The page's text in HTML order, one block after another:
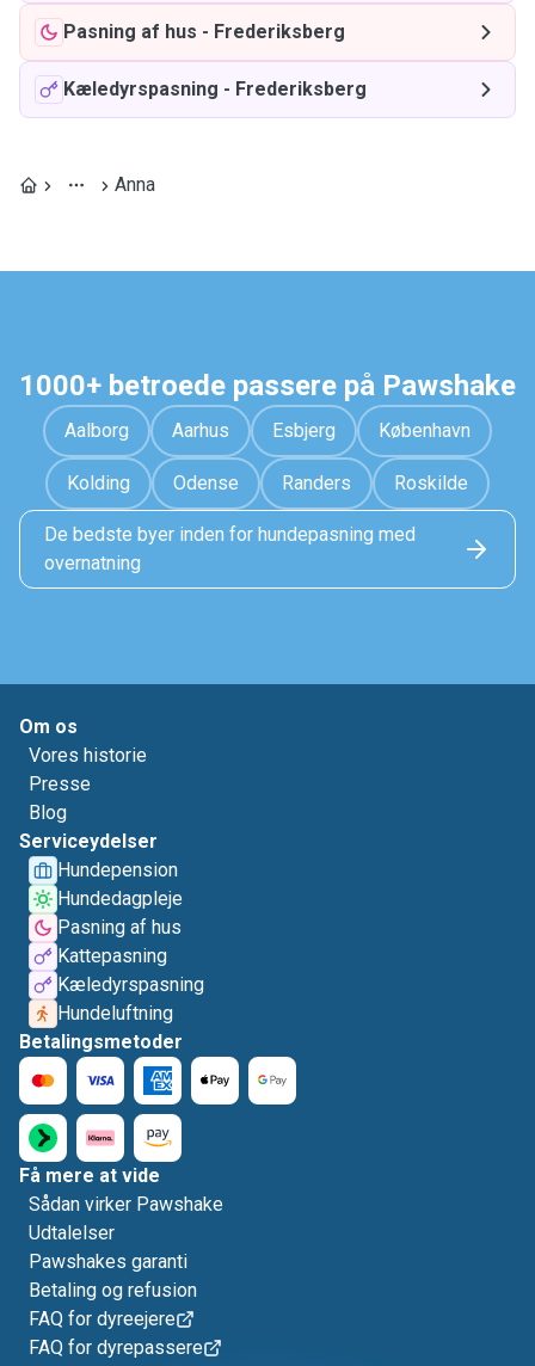
Pasning af hus - Frederiksberg
Kæledyrspasning - Frederiksberg
Anna
1000+ betroede passere på Pawshake
Aalborg Aarhus Esbjerg København
Kolding Odense Randers Roskilde
De bedste byer inden for hundepasning med
overnatning
Om os
Vores historie
Presse
Blog
Serviceydelser
Hundepension
Hundedagpleje
Pasning af hus
Kattepasning
Kæledyrspasning
Hundeluftning
Betalingsmetoder
Få mere at vide
Sådan virker Pawshake
Udtalelser
Pawshakes garanti
Betaling og refusion
FAQ for dyreejere
FAQ for dyrepassere